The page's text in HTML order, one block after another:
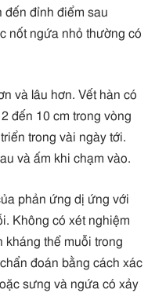
đến đỉnh điểm sau
nốt ngứa nhỏ thường có
và lâu hơn. Vết hàn có
đến 10 cm trong vòng
trong vài ngày tới.
và ấm khi chạm vào.
phản ứng dị ứng với
Không có xét nghiệm
kháng thể muỗi trong
đoán bằng cách xác
sưng và ngứa có xảy